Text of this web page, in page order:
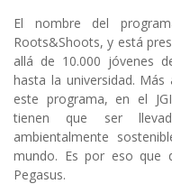
El nombre del
Roots&Shoots, y está
allá de 10.000 jóvenes
hasta la universidad.
este programa, en el
tienen que ser
ambientalmente
mundo. Es por eso que
Pegasus.